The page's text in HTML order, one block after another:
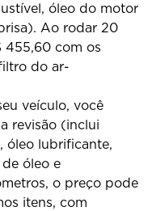
óleo do motor
Ao rodar 20
455,60 com os
do ar-
veículo, você
revisão (inclui
óleo lubrificante,
óleo e
o preço pode
itens, com